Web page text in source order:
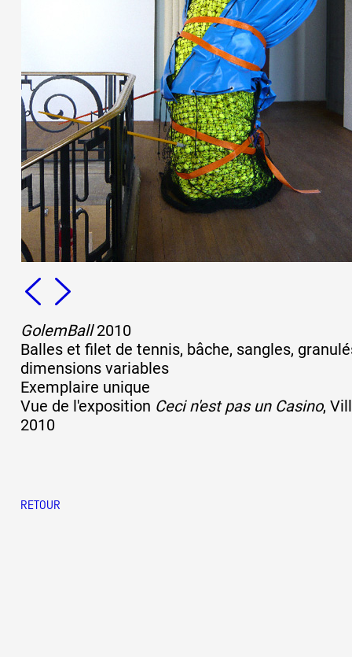
GolemBall2010
Balles et filet de tennis, bâche, sangles,
dimensions variables
Exemplaire unique
Vue de l'exposition Ceci n'est pas un Casino,
2010
RETOUR